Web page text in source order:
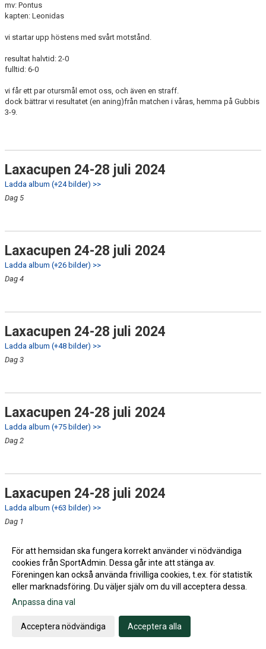
mv: Pontus
kapten: Leonidas
vi startar upp höstens med svårt motstånd.
resultat halvtid: 2-0
fulltid: 6-0
vi får ett par otursmål emot oss, och även en straff.
dock bättrar vi resultatet (en aning)från matchen i våras, hemma på Gubbis
3-9.
Laxacupen 24-28 juli 2024
Ladda album (+24 bilder) >>
Dag 5
Laxacupen 24-28 juli 2024
Ladda album (+26 bilder) >>
Dag 4
Laxacupen 24-28 juli 2024
Ladda album (+48 bilder) >>
Dag 3
Laxacupen 24-28 juli 2024
Ladda album (+75 bilder) >>
Dag 2
Laxacupen 24-28 juli 2024
Ladda album (+63 bilder) >>
Dag 1
30 juni 2024
Ladda album (+33 bilder) >>
Sista träning innan sommaruppehållet
För att hemsidan ska fungera korrekt använder vi nödvändiga
cookies från SportAdmin. Dessa går inte att stänga av.
Föreningen kan också använda frivilliga cookies, t.ex. för statistik
eller marknadsföring. Du väljer själv om du vill acceptera dessa.
Anpassa dina val
Acceptera nödvändiga Acceptera alla